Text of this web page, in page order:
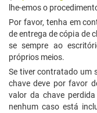
lhe-emos o
Por favor, tenha em
de entrega de cópia de
se sempre ao
próprios meios.
Se tiver contratado um
chave deve por favor
valor da chave
nenhum caso está